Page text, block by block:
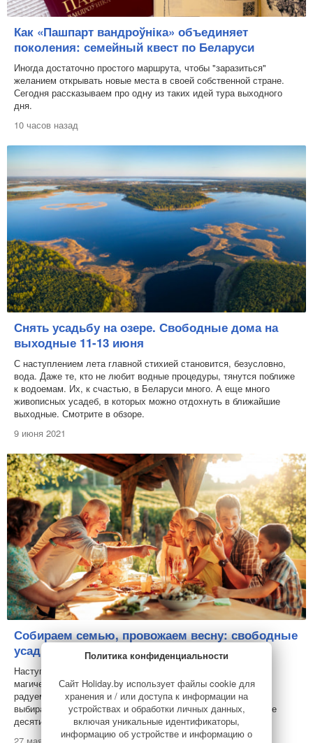
Как «Пашпарт вандроўніка» объединяет
поколения: семейный квест по Беларуси
Иногда достаточно простого маршрута, чтобы "заразиться"
желанием открывать новые места в своей собственной стране.
Сегодня рассказываем про одну из таких идей тура выходного
дня.
10 часов назад
Снять усадьбу на озере. Свободные дома на
выходные 11-13 июня
С наступлением лета главной стихией становится, безусловно,
вода. Даже те, кто не любит водные процедуры, тянутся поближе
к водоемам. Их, к счастью, в Беларуси много. А еще много
живописных усадеб, в которых можно отдохнуть в ближайшие
выходные. Смотрите в обзоре.
9 июня 2021
Собираем семью, провожаем весну: свободные
усадьбы на 28-30 мая
Наступление лета и каникул действуют на нас каким-то
магическим образом. Как бы давно ни закончили мы школу,
радуемся этой поре года, как в детстве. Собираем близких,
выбираем место и уезжаем встречать лето. В обзоре больше
десяти вариантов.
Политика конфиденциальности
Сайт Holiday.by использует файлы cookie для
хранения и / или доступа к информации на
устройствах и обработки личных данных,
включая уникальные идентификаторы,
информацию об устройстве и информацию о